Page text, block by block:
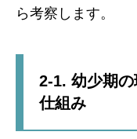
ら考察します。
2-1. 幼少期
仕組み